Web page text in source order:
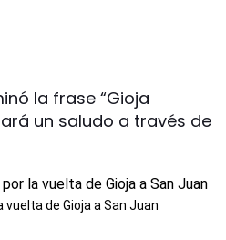
la frase “Gioja
un saludo a través de
de Gioja a San Juan